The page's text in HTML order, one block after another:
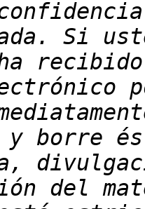
Si
y borre
del